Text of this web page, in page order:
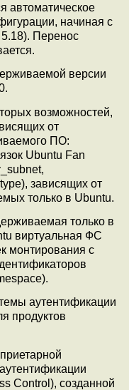
автоматическое
начиная c
5.18). Перенос
версии
возможностей,
от
ПО:
Ubuntu Fan
зависящих от
только в Ubuntu.
только в
виртуальная ФС
монтирования с
аутентификации
продуктов
Control), созданной